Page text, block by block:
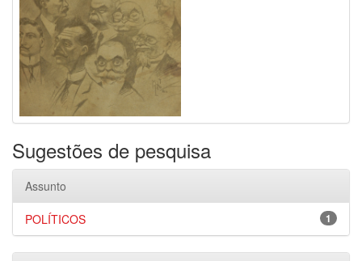
Sugestões de pesquisa
Assunto
1
POLÍTICOS